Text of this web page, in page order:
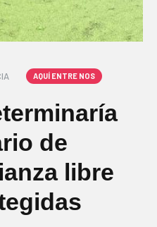
AQUÍ ENTRE NOS
de
libre